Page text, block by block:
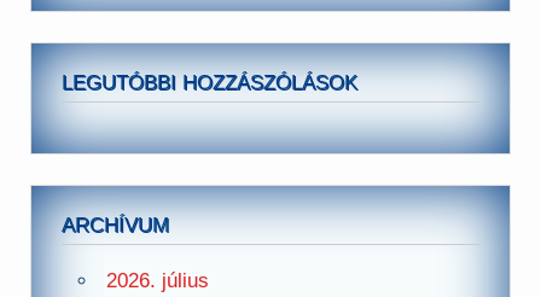
LEGUTÓBBI HOZZÁSZÓLÁSOK
ARCHÍVUM
2026. július